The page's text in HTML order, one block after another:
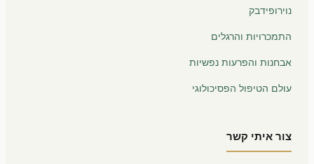
נוירופידבק
התמכרויות והרגלים
אבחנות והפרעות נפשיות
עולם הטיפול הפסיכולוגי
צור איתי קשר